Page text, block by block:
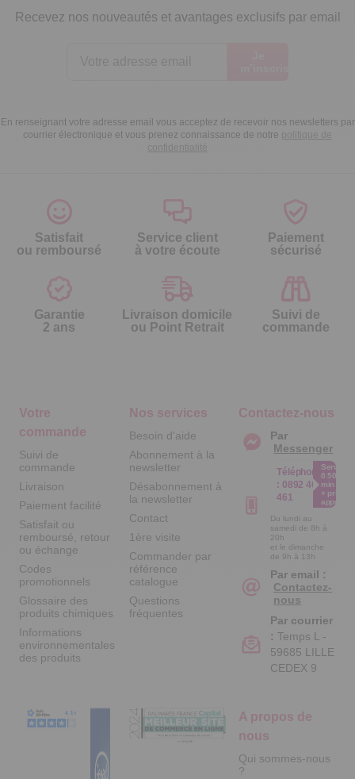
Recevez nos nouveautés et avantages exclusifs par email
En renseignant votre adresse email vous acceptez de recevoir nos newsletters par
courrier électronique et vous prenez connaissance de notre politique de
confidentialité
Satisfait
ou remboursé
Service client
à votre écoute
Paiement
sécurisé
Garantie
2 ans
Livraison domicile
ou Point Retrait
Suivi de
commande
Votre
commande
Suivi de
commande
Livraison
Paiement facilité
Satisfait ou
remboursé, retour
ou échange
Codes
promotionnels
Glossaire des
produits chimiques
Informations
environnementales
des produits
Nos services
Besoin d'aide
Abonnement à la
newsletter
Désabonnement à
la newsletter
Contact
1ère visite
Commander par
référence
catalogue
Questions
fréquentes
A propos de
nous
Qui sommes-nous
?
Contactez-nous
Par
Messenger
Téléphone
: 0892 461
461
Service
0.50€ /
min
+ prix
appel
Du lundi au
samedi de 8h à
20h
et le dimanche
de 9h à 13h
Par email :
Contactez-
nous
Par courrier
: Temps L -
59685 LILLE
CEDEX 9